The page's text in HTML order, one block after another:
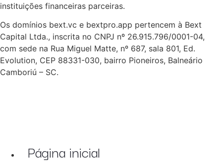
instituições financeiras parceiras.
Os domínios bext.vc e bextpro.app pertencem à Bext
Capital Ltda., inscrita no CNPJ nº 26.915.796/0001-04,
com sede na Rua Miguel Matte, nº 687, sala 801, Ed.
Evolution, CEP 88331-030, bairro Pioneiros, Balneário
Camboriú – SC.
Página inicial